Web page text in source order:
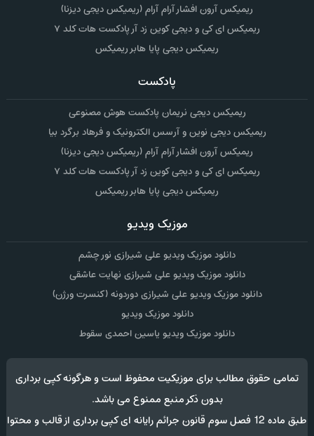
ریمیکس آرون افشار آرام آرام (ریمیکس دیجی دیزنا)
ریمیکس ای کی و دیجی کوین زد آر پادکست هات کلد ۷
ریمیکس دیجی پایا هابر ریمیکس
پادکست
ریمیکس دیجی نریمان پادکست هوش مصنوعی
ریمیکس دیجی نوین و آرسس الکترونیک و فرهاد برگرد بیا
ریمیکس آرون افشار آرام آرام (ریمیکس دیجی دیزنا)
ریمیکس ای کی و دیجی کوین زد آر پادکست هات کلد ۷
ریمیکس دیجی پایا هابر ریمیکس
موزیک ویدیو
دانلود موزیک ویدیو علی شیرازی نور چشم
دانلود موزیک ویدیو علی شیرازی نهایت عاشقی
دانلود موزیک ویدیو علی شیرازی دوردونه (کنسرت ورژن)
دانلود موزیک ویدیو
دانلود موزیک ویدیو یاسین احمدی سقوط
تمامی حقوق مطالب برای موزیکیت محفوظ است و هرگونه کپی برداری
بدون ذکر منبع ممنوع می باشد.
طبق ماده 12 فصل سوم قانون جرائم رایانه ای کپی برداری از قالب و محتوا